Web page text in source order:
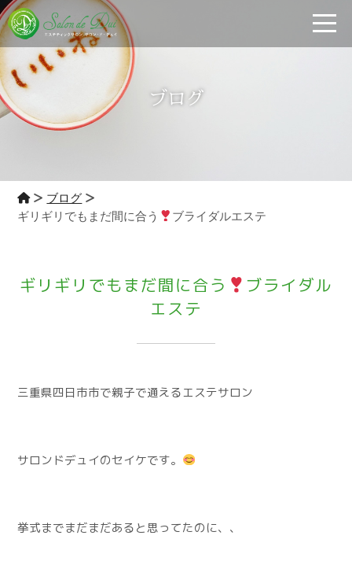
ブログ
ブログ
ギリギリでもまだ間に合う
ブライダルエステ
ギリギリでもまだ間に合う
ブライダル
エステ
三重県四日市市で親子で通えるエステサロン
サロンドデュイのセイケです。
挙式までまだまだあると思ってたのに、、